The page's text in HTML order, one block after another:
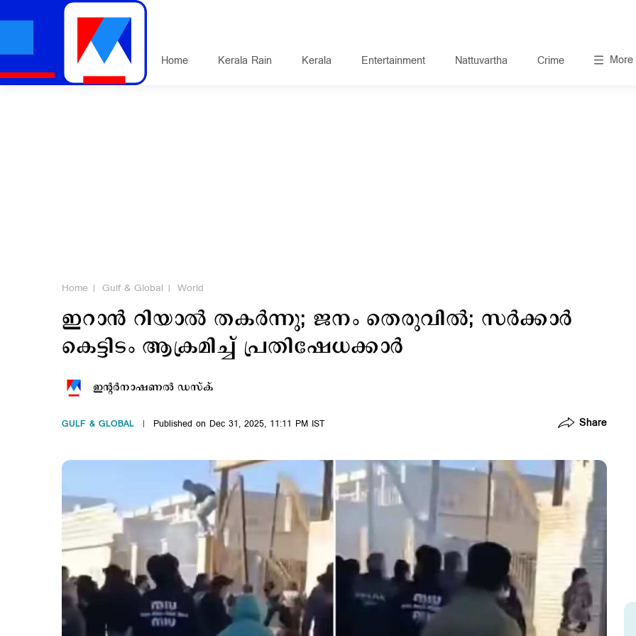
Home Kerala Rain Kerala Entertainment Nattuvartha Crime More
Home Gulf & Global World
ഇറാന്‍ റിയാല്‍ തകര്‍ന്നു; ജനം തെരുവില്‍; സര്‍ക്കാര്‍
കെട്ടിടം ആക്രമിച്ച് പ്രതിഷേധക്കാര്‍
ഇന്‍റര്‍നാഷണല്‍ ഡസ്ക്
GULF & GLOBAL Published on Dec 31, 2025, 11:11 PM IST Share